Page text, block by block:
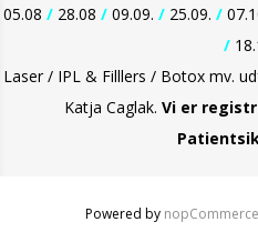
05.08 / 28.08 / 09.09. / 25.09. /
/
Laser / IPL & Filllers / Botox mv.
Katja Caglak. Vi er
Powered by nopCommerce